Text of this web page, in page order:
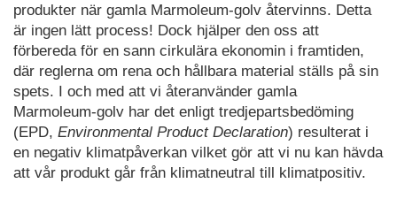
produkter när gamla Marmoleum-golv återvinns. Detta
är ingen lätt process! Dock hjälper den oss att
förbereda för en sann cirkulära ekonomin i framtiden,
där reglerna om rena och hållbara material ställs på sin
spets. I och med att vi återanvänder gamla
Marmoleum-golv har det enligt tredjepartsbedöming
(EPD, Environmental Product Declaration) resulterat i
en negativ klimatpåverkan vilket gör att vi nu kan hävda
att vår produkt går från klimatneutral till klimatpositiv.